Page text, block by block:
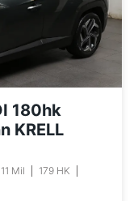
180hk
KRELL
Mil
179 HK